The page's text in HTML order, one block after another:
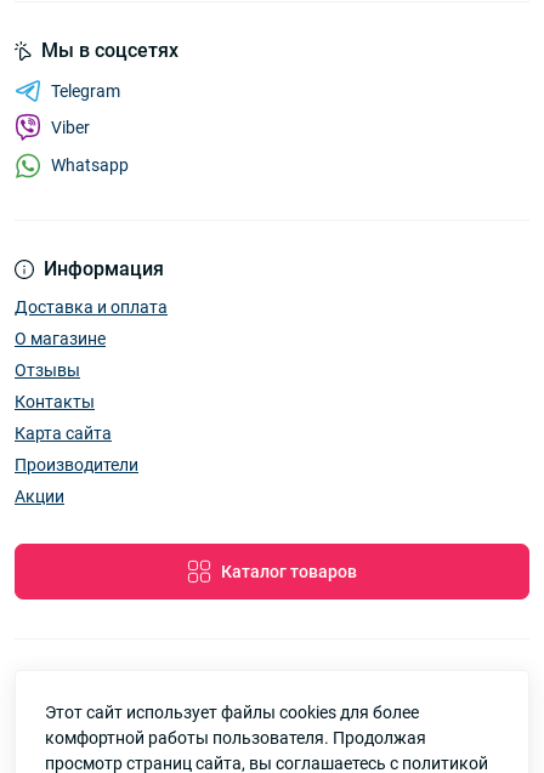
Информация
Доставка и оплата
О магазине
Отзывы
Контакты
Карта сайта
Производители
Акции
Каталог товаров
Мы в соцсетях
Telegram
Viber
Whatsapp
7км Одеса — Одяг і аксесуари оптом © 2026
Этот сайт использует файлы cookies для более
комфортной работы пользователя. Продолжая
просмотр страниц сайта, вы соглашаетесь с политикой